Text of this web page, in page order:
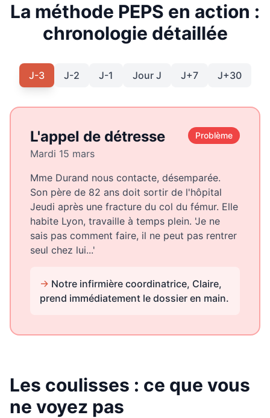
La méthode PEPS en action :
chronologie détaillée
J-3 J-2 J-1 Jour J J+7 J+30
L'appel de détresse
Mardi 15 mars
Problème
Mme Durand nous contacte, désemparée.
Son père de 82 ans doit sortir de l'hôpital
Jeudi après une fracture du col du fémur. Elle
habite Lyon, travaille à temps plein. 'Je ne
sais pas comment faire, il ne peut pas rentrer
seul chez lui...'
→ Notre infirmière coordinatrice, Claire,
prend immédiatement le dossier en main.
Les coulisses : ce que vous
ne voyez pas